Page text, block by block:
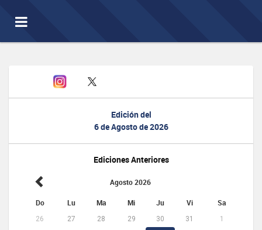
Toggle
navigation
Edición del
6 de Agosto de 2026
Ediciones Anteriores
Agosto 2026
Do Lu Ma Mi Ju Vi Sa
26 27 28 29 30 31
1